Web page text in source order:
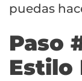
puedas
Paso
Estilo